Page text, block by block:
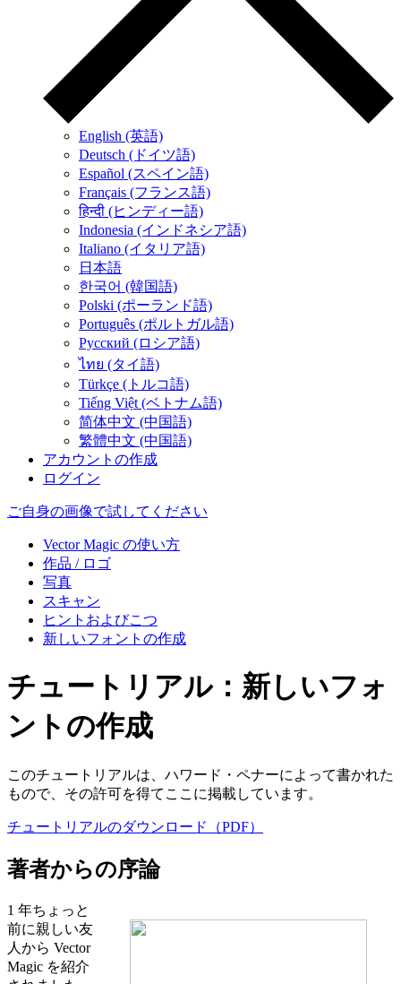
English (英語)
Deutsch (ドイツ語)
Español (スペイン語)
Français (フランス語)
हिन्दी (ヒンディー語)
Indonesia (インドネシア語)
Italiano (イタリア語)
日本語
한국어 (韓国語)
Polski (ポーランド語)
Português (ポルトガル語)
Русский (ロシア語)
ไทย (タイ語)
Türkçe (トルコ語)
Tiếng Việt (ベトナム語)
简体中文 (中国語)
繁體中文 (中国語)
アカウントの作成
ログイン
ご自身の画像で試してください
Vector Magic の使い方
作品 / ロゴ
写真
スキャン
ヒントおよびこつ
新しいフォントの作成
チュートリアル：新しいフォ
ントの作成
このチュートリアルは、ハワード・ペナーによって書かれた
もので、その許可を得てここに掲載しています。
チュートリアルのダウンロード（PDF）
著者からの序論
1 年ちょっと
前に親しい友
人から Vector
Magic を紹介